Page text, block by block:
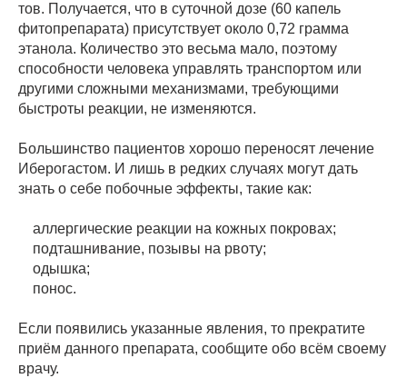
тов. Получается, что в суточной дозе (60 капель
фитопрепарата) присутствует около 0,72 грамма
этанола. Количество это весьма мало, поэтому
способности человека управлять транспортом или
другими сложными механизмами, требующими
быстроты реакции, не изменяются.
Большинство пациентов хорошо переносят лечение
Иберогастом. И лишь в редких случаях могут дать
знать о себе побочные эффекты, такие как:
аллергические реакции на кожных покровах;
подташнивание, позывы на рвоту;
одышка;
понос.
Если появились указанные явления, то прекратите
приём данного препарата, сообщите обо всём своему
врачу.